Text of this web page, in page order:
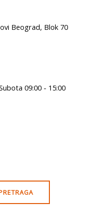
Beograd, Blok 70
09:00 - 15:00